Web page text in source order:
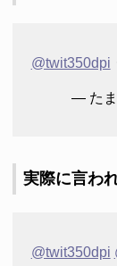
@twit350dpi
— たま
実際に言わ
@twit350dpi